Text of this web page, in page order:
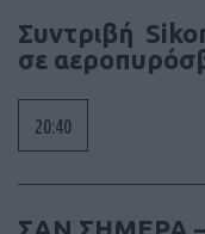
Συντριβή
σε
20:40